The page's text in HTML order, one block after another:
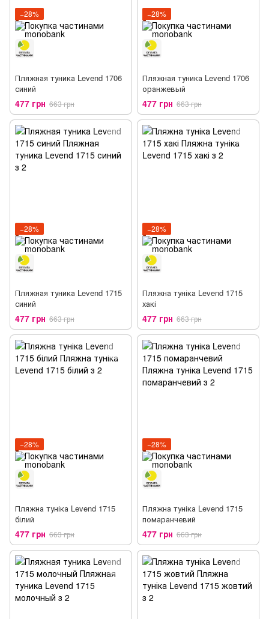
−28%
Пляжная туника Levend 1706
синий
477 грн 663 грн
−28%
Пляжная туника Levend 1706
оранжевый
477 грн 663 грн
−28%
Пляжная туника Levend 1715
синий
477 грн 663 грн
−28%
Пляжна туніка Levend 1715
хакі
477 грн 663 грн
−28%
Пляжна туніка Levend 1715
білий
477 грн 663 грн
−28%
Пляжна туніка Levend 1715
помаранчевий
477 грн 663 грн